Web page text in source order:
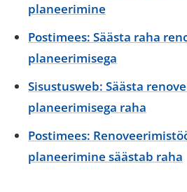
planeerimine
Postimees: Säästa raha
planeerimisega
Sisustusweb: Säästa
planeerimisega raha
Postimees:
planeerimine säästab raha